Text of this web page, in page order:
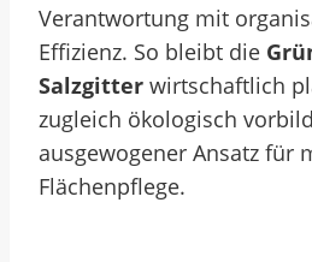
Verantwortung mit
Effizienz. So bleibt die
Salzgitter wirtschaftlich
zugleich ökologisch
ausgewogener Ansatz für
Flächenpflege.